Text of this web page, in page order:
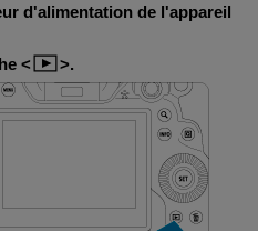
d'alimentation de l'appareil
.